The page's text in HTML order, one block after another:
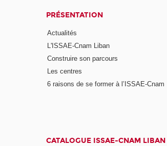
PRÉSENTATION
Actualités
L'ISSAE-Cnam Liban
Construire son parcours
Les centres
6 raisons de se former à l’ISSAE-Cnam
CATALOGUE ISSAE-CNAM LIBAN